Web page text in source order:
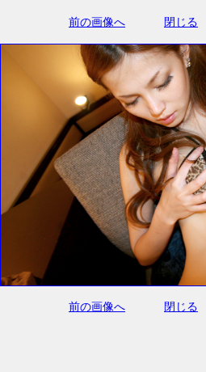
前の画像へ 閉じる
前の画像へ 閉じる